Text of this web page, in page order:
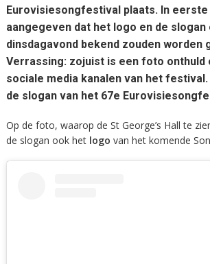
Eurovisiesongfestival plaats. In
aangegeven dat het logo en de slogan
dinsdagavond bekend zouden worden
Verrassing: zojuist is een foto onthuld
sociale media kanalen van het festival.
de slogan van het 67e
Op de foto, waarop de St George’s Hall te
de slogan ook het logo van het komende